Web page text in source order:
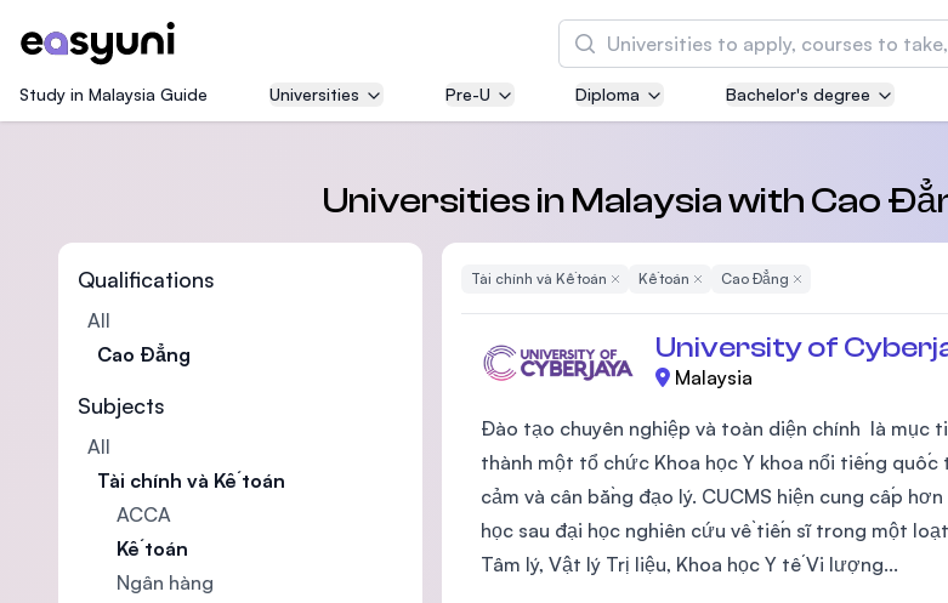
Tìm kiếm
Asia Pacific University of
Well-known for Computer
courses
International Medical
Malaysia's first and most
and healthcare university
Asia School of Business
MBA by Central Bank of
the Massachusetts Institute of
SEGi University Kota
Study in Malaysia Guide Universities Pre-U Diploma Bachelor's degree
Universities in Malaysia with Cao
Qualifications
All
Cao Đẳng
Subjects
All
Tài chính và Kế toán
ACCA
Kế toán
Ngân hàng
Tài chính và Kế toán Remove Filter
Kế toán Remove Filter
Cao Đẳng Remove Filter
University of
Malaysia
Đào tạo chuyên nghiệp và toàn diện chính là mục
thành một tổ chức Khoa học Y khoa nổi tiếng
cảm và cân bằng đạo lý. CUCMS hiện cung cấp
học sau đại học nghiên cứu về tiến sĩ trong một
Tâm lý, Vật lý Trị liệu, Khoa học Y tế Vi lượng...